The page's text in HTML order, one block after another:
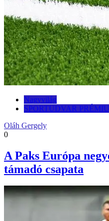
Nagyvilág
SPORTUDVAR
Oláh Gergely
0
A Paks Európa
támadó csapata